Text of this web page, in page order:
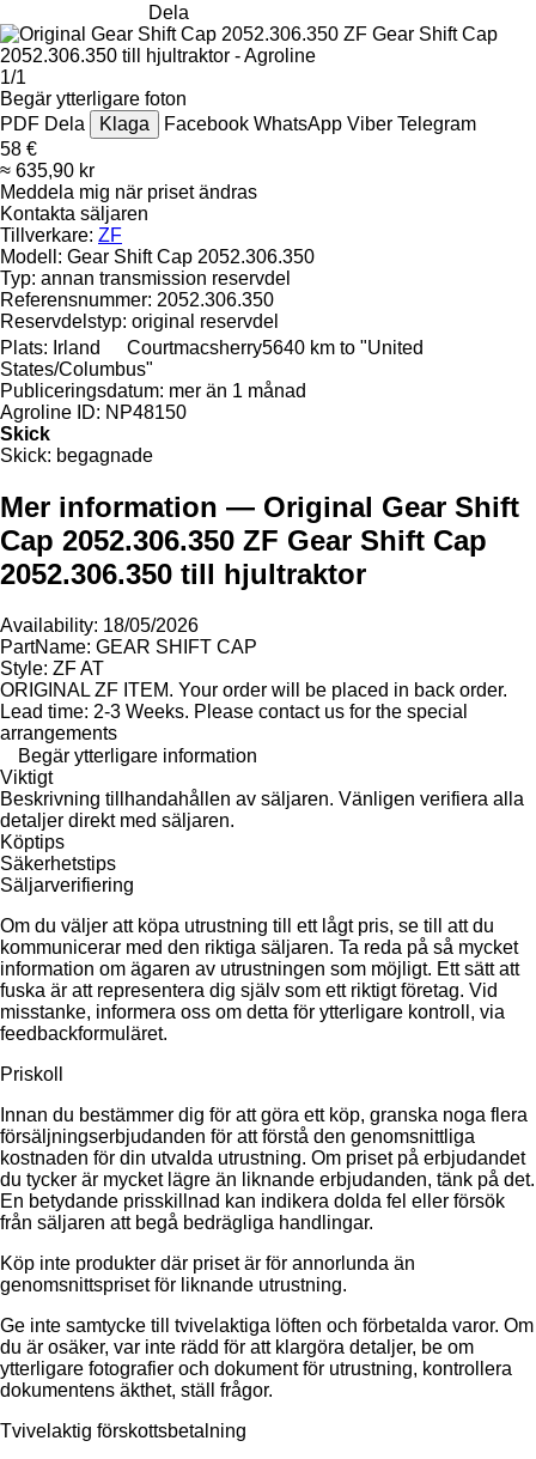
Dela
1/1
Begär ytterligare foton
PDF Dela Klaga Facebook WhatsApp Viber Telegram
58 €
≈ 635,90 kr
Meddela mig när priset ändras
Kontakta säljaren
Tillverkare: ZF
Modell: Gear Shift Cap 2052.306.350
Typ: annan transmission reservdel
Referensnummer: 2052.306.350
Reservdelstyp: original reservdel
Plats: Irland Courtmacsherry5640 km to "United
States/Columbus"
Publiceringsdatum: mer än 1 månad
Agroline ID: NP48150
Skick
Skick: begagnade
Mer information — Original Gear Shift
Cap 2052.306.350 ZF Gear Shift Cap
2052.306.350 till hjultraktor
Availability: 18/05/2026
PartName: GEAR SHIFT CAP
Style: ZF AT
ORIGINAL ZF ITEM. Your order will be placed in back order.
Lead time: 2-3 Weeks. Please contact us for the special
arrangements
Begär ytterligare information
Viktigt
Beskrivning tillhandahållen av säljaren. Vänligen verifiera alla
detaljer direkt med säljaren.
Köptips
Säkerhetstips
Säljarverifiering
Om du väljer att köpa utrustning till ett lågt pris, se till att du
kommunicerar med den riktiga säljaren. Ta reda på så mycket
information om ägaren av utrustningen som möjligt. Ett sätt att
fuska är att representera dig själv som ett riktigt företag. Vid
misstanke, informera oss om detta för ytterligare kontroll, via
feedbackformuläret.
Priskoll
Innan du bestämmer dig för att göra ett köp, granska noga flera
försäljningserbjudanden för att förstå den genomsnittliga
kostnaden för din utvalda utrustning. Om priset på erbjudandet
du tycker är mycket lägre än liknande erbjudanden, tänk på det.
En betydande prisskillnad kan indikera dolda fel eller försök
från säljaren att begå bedrägliga handlingar.
Köp inte produkter där priset är för annorlunda än
genomsnittspriset för liknande utrustning.
Ge inte samtycke till tvivelaktiga löften och förbetalda varor. Om
du är osäker, var inte rädd för att klargöra detaljer, be om
ytterligare fotografier och dokument för utrustning, kontrollera
dokumentens äkthet, ställ frågor.
Tvivelaktig förskottsbetalning